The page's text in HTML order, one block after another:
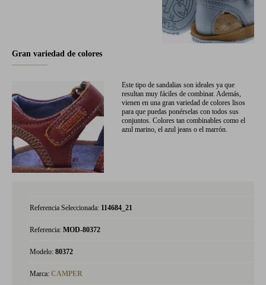
Gran variedad de colores
Este tipo de sandalias son ideales ya que
resultan muy fáciles de combinar. Además,
vienen en una gran variedad de colores lisos
para que puedas ponérselas con todos sus
conjuntos. Colores tan combinables como el
azul marino, el azul jeans o el marrón.
Referencia Seleccionada: 114684_21
Referencia: MOD-80372
Modelo: 80372
Marca: CAMPER